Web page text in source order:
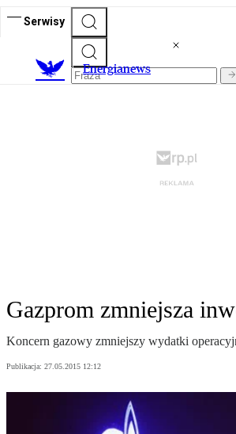
Serwisy
Energianews
Gazprom zmniejsza
Koncern gazowy zmniejszy wydatki
Publikacja: 27.05.2015 12:12